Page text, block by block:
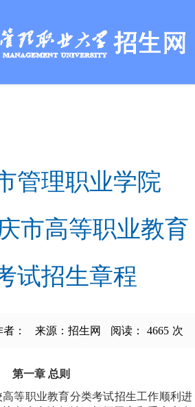
管理职业学院
市高等职业教育
试招生章程
： 来源：招生网 阅读： 4665 次
第一章 总则
高等职业教育分类考试招生工作顺利进